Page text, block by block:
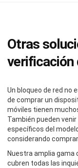
Otras
verificación
Un bloqueo de red no
de comprar un
móviles tienen
También pueden
específicos del
considerando
Nuestra amplia gama
cubren todas las